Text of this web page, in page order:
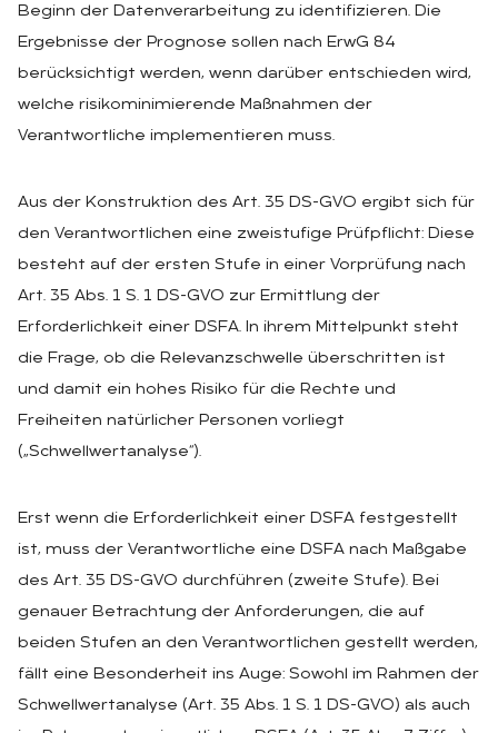
Beginn der Datenverarbeitung zu identifizieren. Die
Ergebnisse der Prognose sollen nach ErwG 84
berücksichtigt werden, wenn darüber entschieden wird,
welche risikominimierende Maßnahmen der
Verantwortliche implementieren muss.
Aus der Konstruktion des Art. 35 DS-GVO ergibt sich für
den Verantwortlichen eine zweistufige Prüfpflicht: Diese
besteht auf der ersten Stufe in einer Vorprüfung nach
Art. 35 Abs. 1 S. 1 DS-GVO zur Ermittlung der
Erforderlichkeit einer DSFA. In ihrem Mittelpunkt steht
die Frage, ob die Relevanzschwelle überschritten ist
und damit ein hohes Risiko für die Rechte und
Freiheiten natürlicher Personen vorliegt
(„Schwellwertanalyse“).
Erst wenn die Erforderlichkeit einer DSFA festgestellt
ist, muss der Verantwortliche eine DSFA nach Maßgabe
des Art. 35 DS-GVO durchführen (zweite Stufe). Bei
genauer Betrachtung der Anforderungen, die auf
beiden Stufen an den Verantwortlichen gestellt werden,
fällt eine Besonderheit ins Auge: Sowohl im Rahmen der
Schwellwertanalyse (Art. 35 Abs. 1 S. 1 DS-GVO) als auch